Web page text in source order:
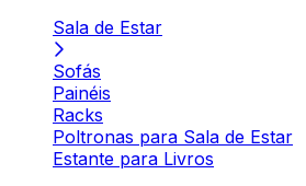
Sala de Estar
Sofás
Painéis
Racks
Poltronas para Sala de Estar
Estante para Livros